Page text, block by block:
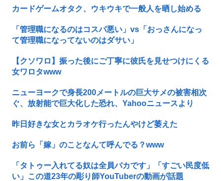
カードゲームオタク、ウキウキで一般人を晒し始める
「管理職になるのはコスパ悪い」vs「おっさんになっ
て管理職になってないのはダサい」
【クソワロ】振った後にご丁寧に彼氏を見せつけにくる
女ワロタwww
ニューヨークで身長200メートルの巨大サメの被害相次
ぐ、放射能で巨大化した恐れ、Yahooニュースより
昨日好きな女とカラオケ行ったんやけど萎えた
お前ら「嫁」のことなんて呼んでる？www
「タトゥー入れてる奴は全員バカです」「すごい民度低
い」この道23年の彫り師YouTuberの動画が話題